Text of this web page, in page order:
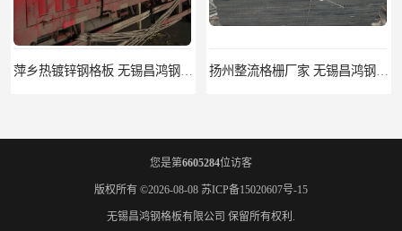
您是第6605284位访客
版权所有 ©2026-08-08 苏ICP备15020607号-15
无锡昌鸿钢格板有限公司 保留所有权利.